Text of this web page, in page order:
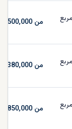
من AED 2,500,000
من AED 2,380,000
من AED 1,850,000